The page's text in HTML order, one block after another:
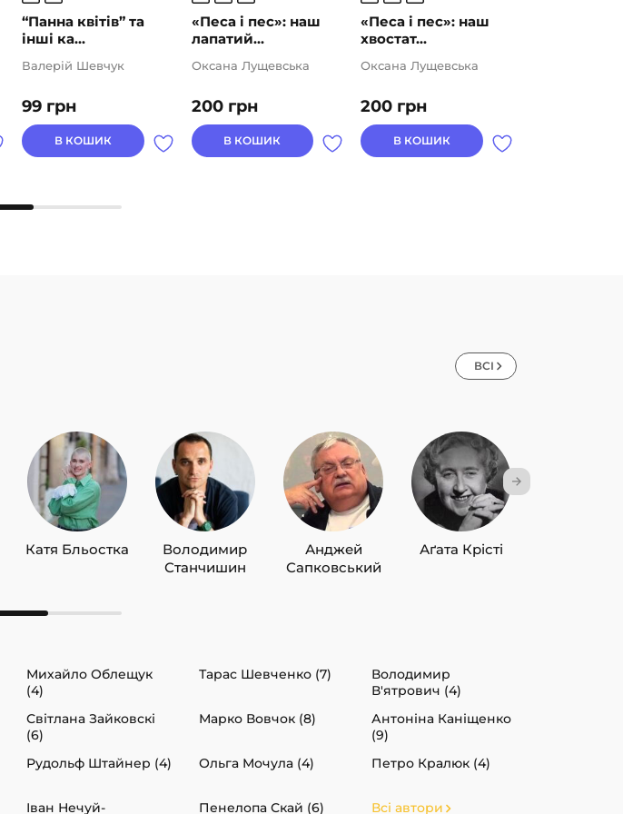
“Панна квітів” та
інші ка...
99 грн
Валерій Шевчук
В КОШИК
«Песа і пес»: наш
лапатий...
200 грн
Оксана Лущевська
В КОШИК
«Песа і пес»: наш
хвостат...
200 грн
Оксана Лущевська
В КОШИК
ВСІ
Катя Бльостка
Володимир
Станчишин
Анджей
Сапковський
Аґата Крісті
Михайло Облещук
(4)
Тарас Шевченко (7)
Володимир
В'ятрович (4)
Світлана Зайковскі
(6)
Марко Вовчок (8)
Антоніна Каніщенко
(9)
Рудольф Штайнер (4) Ольга Мочула (4) Петро Кралюк (4)
Іван Нечуй- Пенелопа Скай (6) Всі автори